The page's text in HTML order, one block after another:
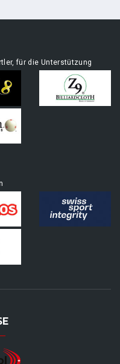
für die Unterstützung